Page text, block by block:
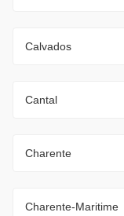
Calvados
Cantal
Charente
Charente-Maritime